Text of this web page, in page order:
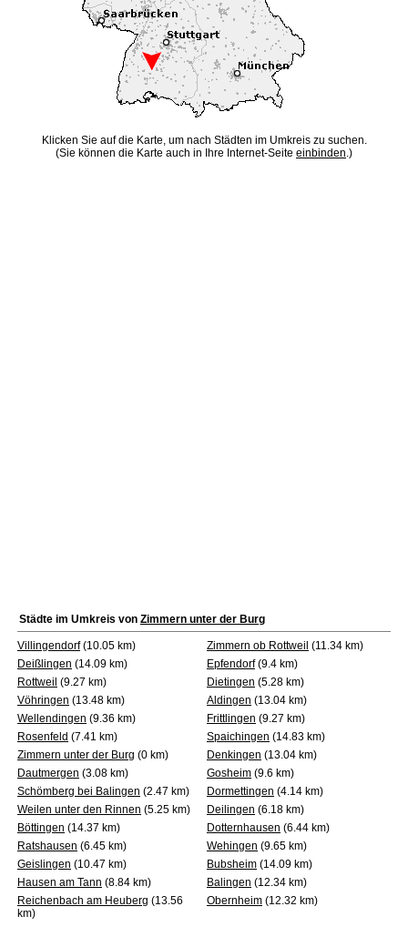
Klicken Sie auf die Karte, um nach Städten im Umkreis zu suchen.
(Sie können die Karte auch in Ihre Internet-Seite einbinden.)
Städte im Umkreis von Zimmern unter der Burg
Villingendorf(10.05 km) Zimmern ob Rottweil (11.34 km)
Deißlingen (14.09 km) Epfendorf(9.4 km)
Rottweil (9.27 km) Dietingen (5.28 km)
Vöhringen (13.48 km) Aldingen (13.04 km)
Wellendingen (9.36 km) Frittlingen (9.27 km)
Rosenfeld (7.41 km) Spaichingen (14.83 km)
Zimmern unter der Burg (0 km) Denkingen (13.04 km)
Dautmergen (3.08 km) Gosheim (9.6 km)
Schömberg bei Balingen (2.47 km) Dormettingen (4.14 km)
Weilen unter den Rinnen (5.25 km) Deilingen (6.18 km)
Böttingen (14.37 km) Dotternhausen (6.44 km)
Ratshausen (6.45 km) Wehingen (9.65 km)
Geislingen (10.47 km) Bubsheim (14.09 km)
Hausen am Tann (8.84 km) Balingen (12.34 km)
Reichenbach am Heuberg (13.56
km)
Obernheim (12.32 km)